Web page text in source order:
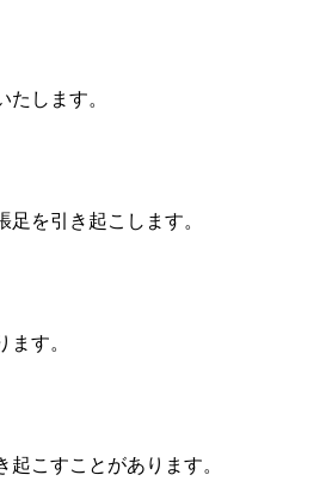
します。
を引き起こします。
す。
こすことがあります。